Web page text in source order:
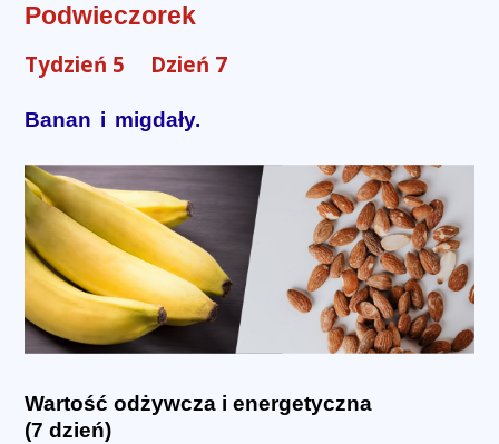
Podwieczorek
Tydzień 5 Dzień 7
Banan i migdały.
Wartość odżywcza i energetyczna
(7 dzień)